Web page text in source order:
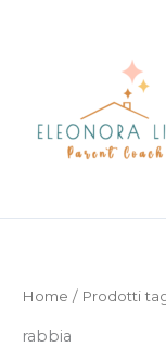
Home / Prodotti
rabbia